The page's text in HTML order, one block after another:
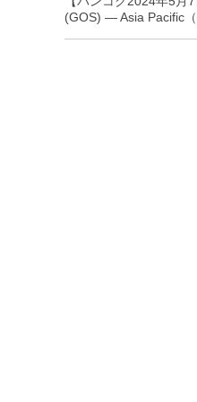
(GOS) — Asia Pacific